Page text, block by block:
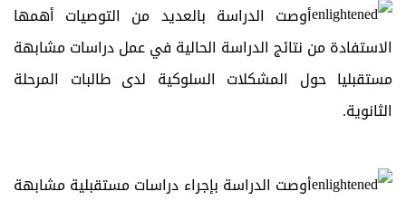
أوصت الدراسة بالعديد من التوصيات أهمها
الاستفادة من نتائج الدراسة الحالية في عمل دراسات مشابهة
مستقبليا حول المشكلات السلوكية لدى طالبات المرحلة
الثانوية.
أوصت الدراسة بإجراء دراسات مستقبلية مشابهة